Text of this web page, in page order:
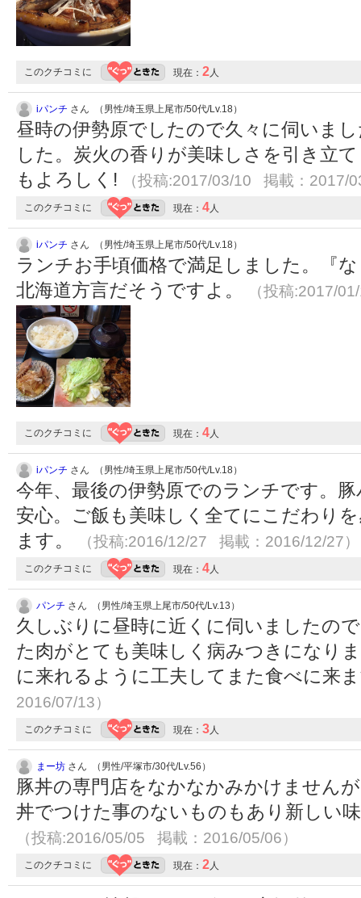
このクチコミに 現在： 2 人
iパンチ さん （男性/埼玉県上尾市/50代/Lv.18）
昼時の伊勢原でしたので久々に伺いま
した。炭火の香りが美味しさを引き立
もよろしく!
（投稿:2017/03/10 掲載：2017/
このクチコミに 現在： 4 人
iパンチ さん （男性/埼玉県上尾市/50代/Lv.18）
ランチお手頃価格で満足しました。『
北海道方言だそうですよ。
（投稿:2017/
このクチコミに 現在： 4 人
iパンチ さん （男性/埼玉県上尾市/50代/Lv.18）
今年、最後の伊勢原でのランチです。
安心。ご飯も美味しく全てにこだわり
ます。
（投稿:2016/12/27 掲載：2016/12/27）
このクチコミに 現在： 4 人
パンチ さん （男性/埼玉県上尾市/50代/Lv.13）
久しぶりに昼時に近くに伺いましたの
た肉がとても美味しく病みつきになり
に来れるように工夫してまた食べに来
2016/07/13）
このクチコミに 現在： 3 人
まー坊 さん （男性/平塚市/30代/Lv.56）
豚丼の専門店をなかなかみかけません
丼でつけた事のないものもあり新しい
（投稿:2016/05/05 掲載：2016/05/06）
このクチコミに 現在： 2 人